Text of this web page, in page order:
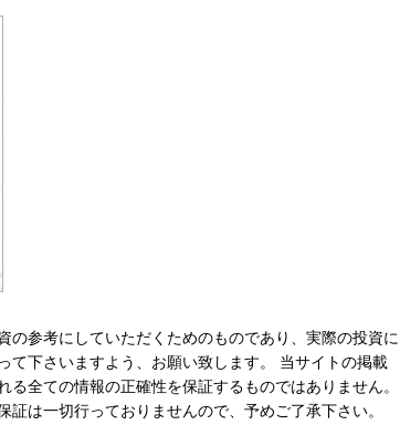
の参考にしていただくためのものであり、実際の投資に
て下さいますよう、お願い致します。 当サイトの掲載
全ての情報の正確性を保証するものではありません。
は一切行っておりませんので、予めご了承下さい。